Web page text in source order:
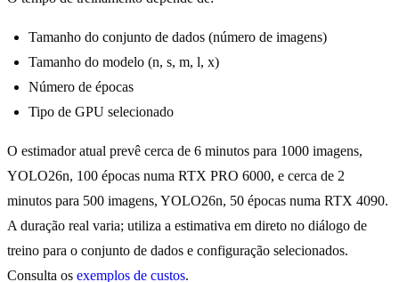
Tamanho do conjunto de dados (número de imagens)
Tamanho do modelo (n, s, m, l, x)
Número de épocas
Tipo de GPU selecionado
O estimador atual prevê cerca de 6 minutos para 1000 imagens,
YOLO26n, 100 épocas numa RTX PRO 6000, e cerca de 2
minutos para 500 imagens, YOLO26n, 50 épocas numa RTX 4090.
A duração real varia; utiliza a estimativa em direto no diálogo de
treino para o conjunto de dados e configuração selecionados.
Consulta os exemplos de custos.